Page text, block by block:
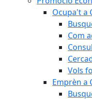
Ocupa't a
Com
Vols
Emprèn a